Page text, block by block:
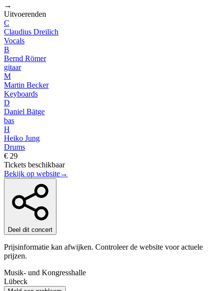
→
Uitvoerenden
C
Claudius Dreilich
Vocals
B
Bernd Römer
gitaar
M
Martin Becker
Keyboards
D
Daniel Bätge
bas
H
Heiko Jung
Drums
€ 29
Tickets beschikbaar
Bekijk op website→
Deel dit concert
Prijsinformatie kan afwijken. Controleer de website voor actuele
prijzen.
Musik- und Kongresshalle
Lübeck